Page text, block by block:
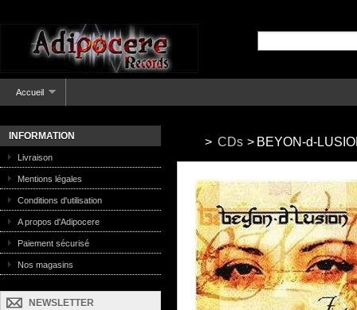
Accueil
INFORMATION
Livraison
Mentions légales
Conditions d'utilisation
A propos d'Adipocere
Paiement sécurisé
Nos magasins
NEWSLETTER
> CDs > BEYON-d-